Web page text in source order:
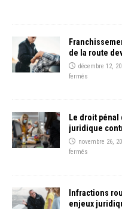
de la route
décembre 12,
fermés
Le droit pénal
juridique
novembre 26,
fermés
Infractions
enjeux